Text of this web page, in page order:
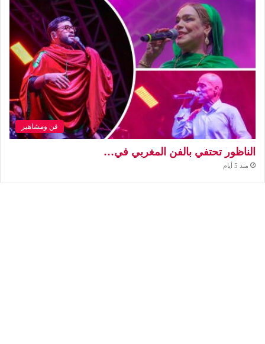
فن ومشاهير
الناظور تحتفي بالفن المغربي في…
منذ 5 أيام